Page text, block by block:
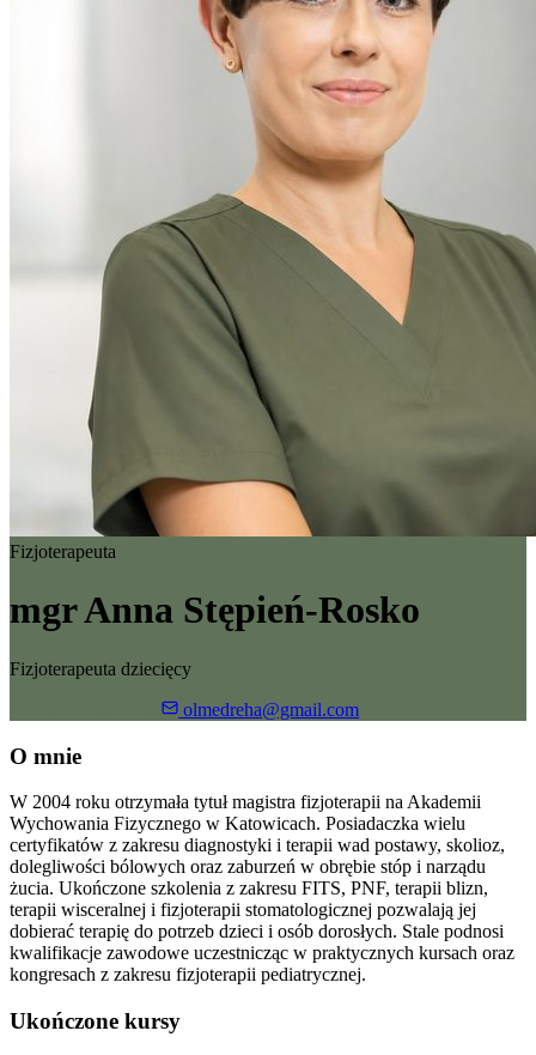
Fizjoterapeuta
mgr Anna Stępień-Rosko
Fizjoterapeuta dziecięcy
olmedreha@gmail.com
O mnie
W 2004 roku otrzymała tytuł magistra fizjoterapii na Akademii
Wychowania Fizycznego w Katowicach. Posiadaczka wielu
certyfikatów z zakresu diagnostyki i terapii wad postawy, skolioz,
dolegliwości bólowych oraz zaburzeń w obrębie stóp i narządu
żucia. Ukończone szkolenia z zakresu FITS, PNF, terapii blizn,
terapii wisceralnej i fizjoterapii stomatologicznej pozwalają jej
dobierać terapię do potrzeb dzieci i osób dorosłych. Stale podnosi
kwalifikacje zawodowe uczestnicząc w praktycznych kursach oraz
kongresach z zakresu fizjoterapii pediatrycznej.
Ukończone kursy